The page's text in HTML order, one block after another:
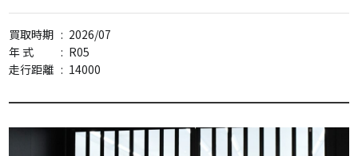
買取時期 : 2026/07
年 式
: R05
走行距離 : 14000